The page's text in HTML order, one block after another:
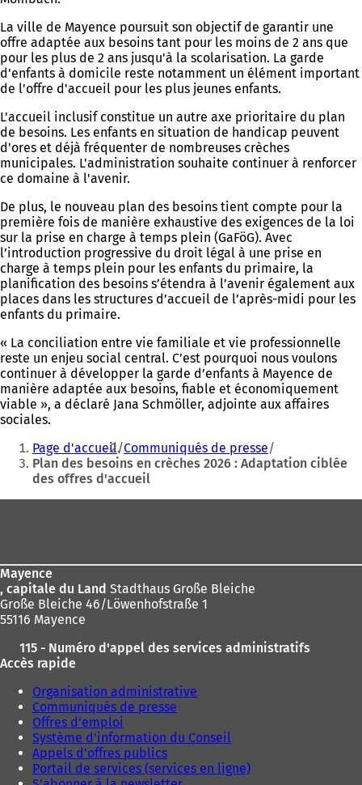
La ville de Mayence poursuit son objectif de garantir une
offre adaptée aux besoins tant pour les moins de 2 ans que
pour les plus de 2 ans jusqu'à la scolarisation. La garde
d'enfants à domicile reste notamment un élément important
de l'offre d'accueil pour les plus jeunes enfants.
L'accueil inclusif constitue un autre axe prioritaire du plan
de besoins. Les enfants en situation de handicap peuvent
d'ores et déjà fréquenter de nombreuses crèches
municipales. L'administration souhaite continuer à renforcer
ce domaine à l'avenir.
De plus, le nouveau plan des besoins tient compte pour la
première fois de manière exhaustive des exigences de la loi
sur la prise en charge à temps plein (GaFöG). Avec
l’introduction progressive du droit légal à une prise en
charge à temps plein pour les enfants du primaire, la
planification des besoins s’étendra à l’avenir également aux
places dans les structures d’accueil de l’après-midi pour les
enfants du primaire.
« La conciliation entre vie familiale et vie professionnelle
reste un enjeu social central. C’est pourquoi nous voulons
continuer à développer la garde d’enfants à Mayence de
manière adaptée aux besoins, fiable et économiquement
viable », a déclaré Jana Schmöller, adjointe aux affaires
sociales.
Vous
êtes
:
Page d'accueil Communiqués de presse
Plan des besoins en crèches 2026 : Adaptation ciblée
des offres d'accueil
Mayence
, capitale du Land Stadthaus Große Bleiche
Große Bleiche 46/Löwenhofstraße 1
55116 Mayence
115 - Numéro d'appel des services administratifs
Accès rapide
Organisation administrative
Communiqués de presse
Offres d'emploi
Système d'information du Conseil
Appels d'offres publics
Portail de services (services en ligne)